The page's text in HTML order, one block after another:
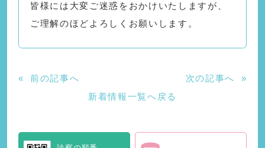
皆様には大変ご迷惑をおかけいたしますが、
ご理解のほどよろしくお願いします。
«
前の記事へ
新着情報一覧へ戻る
次の記事へ »